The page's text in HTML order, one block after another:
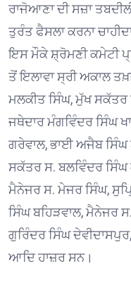
ਰਾਜੋਆਣਾ ਦੀ ਸਜ਼ਾ
ਤੁਰੰਤ ਫੈਸਲਾ ਕਰਨਾ
ਇਸ ਮੌਕੇ ਸ਼੍ਰੋਮਣੀ ਕਮੇਟੀ
ਤੋਂ ਇਲਾਵਾ ਸ੍ਰੀ ਅਕਾਲ
ਮਲਕੀਤ ਸਿੰਘ, ਮੁੱਖ
ਜਥੇਦਾਰ ਮੰਗਵਿੰਦਰ ਸਿੰਘ
ਗਰੇਵਾਲ, ਭਾਈ ਅਜੈਬ
ਸਕੱਤਰ ਸ. ਬਲਵਿੰਦਰ ਸਿੰਘ
ਮੈਨੇਜਰ ਸ. ਮੇਜਰ ਸਿੰਘ,
ਸਿੰਘ ਬਹਿੜਵਾਲ, ਮੈਨੇਜਰ
ਗੁਰਿੰਦਰ ਸਿੰਘ
ਆਦਿ ਹਾਜ਼ਰ ਸਨ।